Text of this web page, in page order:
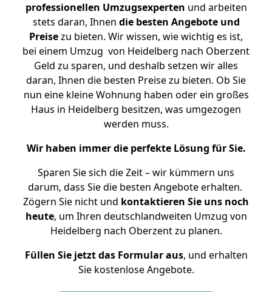
professionellen Umzugsexperten und arbeiten
stets daran, Ihnen die besten Angebote und
Preisezu bieten. Wir wissen, wie wichtig es ist,
bei einem Umzug von Heidelberg nach Oberzent
Geld zu sparen, und deshalb setzen wir alles
daran, Ihnen die besten Preise zu bieten. Ob Sie
nun eine kleine Wohnung haben oder ein großes
Haus in Heidelberg besitzen, was umgezogen
werden muss.
Wir haben immer die perfekte Lösung für Sie.
Sparen Sie sich die Zeit – wir kümmern uns
darum, dass Sie die besten Angebote erhalten.
Zögern Sie nicht und kontaktieren Sie uns noch
heute, um Ihren deutschlandweiten Umzug von
Heidelberg nach Oberzent zu planen.
Füllen Sie jetzt das Formular aus, und erhalten
Sie kostenlose Angebote.